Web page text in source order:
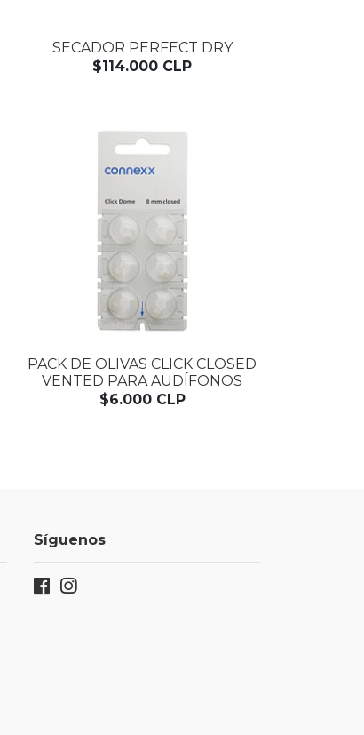
SECADOR PERFECT DRY
$114.000 CLP
PACK DE OLIVAS CLICK CLOSED
VENTED PARA AUDÍFONOS
$6.000 CLP
Síguenos